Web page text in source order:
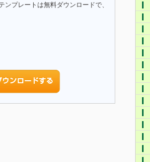
ンプレートは無料ダウンロードで、